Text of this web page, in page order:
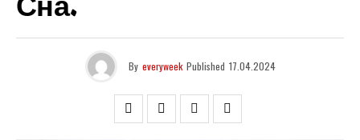
By everyweek Published 17.04.2024